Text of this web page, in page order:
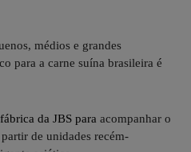
médios e grandes
para a carne suína brasileira é
da JBS para acompanhar o
de unidades recém-